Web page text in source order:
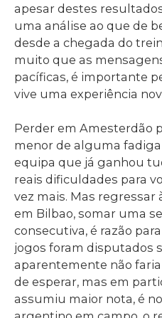
apesar destes
uma análise ao que de
desde a chegada do
muito que as
pacíficas, é importante
vive uma experiência
Perder em Amesterdão
menor de alguma
equipa que já ganhou
reais dificuldades para
vez mais. Mas regressar
em Bilbao, somar uma
consecutiva, é razão
jogos foram disputados
aparentemente não
de esperar, mas em
assumiu maior nota, é